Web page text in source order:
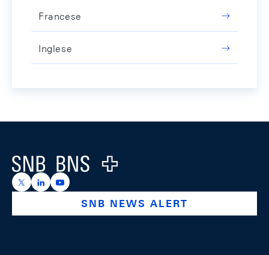
Francese
Inglese
Logo
https://x.com/snb_bns
https://ch.linkedin.com/company/swiss-national-
https://www.youtube.com/@swissnationalbank
SNB NEWS ALERT